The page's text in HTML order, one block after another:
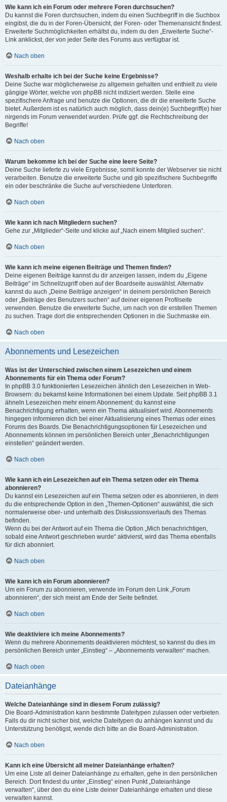
Wie kann ich ein Forum oder mehrere Foren durchsuchen?
Du kannst die Foren durchsuchen, indem du einen Suchbegriff in die Suchbox
eingibst, die du in der Foren-Übersicht, der Foren- oder Themenansicht findest.
Erweiterte Suchmöglichkeiten erhältst du, indem du den „Erweiterte Suche“-
Link anklickst, der von jeder Seite des Forums aus verfügbar ist.
Nach oben
Weshalb erhalte ich bei der Suche keine Ergebnisse?
Deine Suche war möglicherweise zu allgemein gehalten und enthielt zu viele
gängige Wörter, welche von phpBB nicht indiziert werden. Stelle eine
spezifischere Anfrage und benutze die Optionen, die dir die erweiterte Suche
bietet. Außerdem ist es natürlich auch möglich, dass dein(e) Suchbegriff(e) hier
nirgends im Forum verwendet wurden. Prüfe ggf. die Rechtschreibung der
Begriffe!
Nach oben
Warum bekomme ich bei der Suche eine leere Seite?
Deine Suche lieferte zu viele Ergebnisse, somit konnte der Webserver sie nicht
verarbeiten. Benutze die erweiterte Suche und gib spezifischere Suchbegriffe
ein oder beschränke die Suche auf verschiedene Unterforen.
Nach oben
Wie kann ich nach Mitgliedern suchen?
Gehe zur „Mitglieder“-Seite und klicke auf „Nach einem Mitglied suchen“.
Nach oben
Wie kann ich meine eigenen Beiträge und Themen finden?
Deine eigenen Beiträge kannst du dir anzeigen lassen, indem du „Eigene
Beiträge“ im Schnellzugriff oben auf der Boardseite auswählst. Alternativ
kannst du auch „Deine Beiträge anzeigen“ in deinem persönlichen Bereich
oder „Beiträge des Benutzers suchen“ auf deiner eigenen Profilseite
verwenden. Benutze die erweiterte Suche, um nach von dir erstellen Themen
zu suchen. Trage dort die entsprechenden Optionen in die Suchmaske ein.
Nach oben
Abonnements und Lesezeichen
Was ist der Unterschied zwischen einem Lesezeichen und einem
Abonnements für ein Thema oder Forum?
In phpBB 3.0 funktionierten Lesezeichen ähnlich den Lesezeichen in Web-
Browsern: du bekamst keine Informationen bei einem Update. Seit phpBB 3.1
ähneln Lesezeichen mehr einem Abonnement: du kannst eine
Benachrichtigung erhalten, wenn ein Thema aktualisiert wird. Abonnements
hingegen informieren dich bei einer Aktualisierung eines Themas oder eines
Forums des Boards. Die Benachrichtigungsoptionen für Lesezeichen und
Abonnements können im persönlichen Bereich unter „Benachrichtigungen
einstellen“ geändert werden.
Nach oben
Wie kann ich ein Lesezeichen auf ein Thema setzen oder ein Thema
abonnieren?
Du kannst ein Lesezeichen auf ein Thema setzen oder es abonnieren, in dem
du die entsprechende Option in den „Themen-Optionen“ auswählst, die sich
normalerweise ober- und unterhalb des Diskussionsverlaufs des Themas
befinden.
Wenn du bei der Antwort auf ein Thema die Option „Mich benachrichtigen,
sobald eine Antwort geschrieben wurde“ aktivierst, wird das Thema ebenfalls
für dich abonniert.
Nach oben
Wie kann ich ein Forum abonnieren?
Um ein Forum zu abonnieren, verwende im Forum den Link „Forum
abonnieren“, der sich meist am Ende der Seite befindet.
Nach oben
Wie deaktiviere ich meine Abonnements?
Wenn du mehrere Abonnements deaktivieren möchtest, so kannst du dies im
persönlichen Bereich unter „Einstieg“ – „Abonnements verwalten“ machen.
Nach oben
Dateianhänge
Welche Dateianhänge sind in diesem Forum zulässig?
Die Board-Administration kann bestimmte Dateitypen zulassen oder verbieten.
Falls du dir nicht sicher bist, welche Dateitypen du anhängen kannst und du
Unterstützung benötigst, wende dich bitte an die Board-Administration.
Nach oben
Kann ich eine Übersicht all meiner Dateianhänge erhalten?
Um eine Liste all deiner Dateianhänge zu erhalten, gehe in den persönlichen
Bereich. Dort findest du unter „Einstieg“ einen Punkt „Dateianhänge
verwalten“, über den du eine Liste deiner Dateianhänge erhalten und diese
verwalten kannst.